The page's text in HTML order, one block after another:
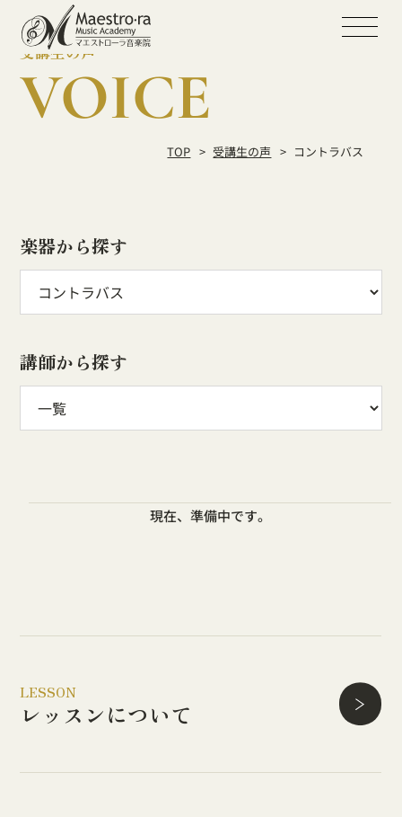
受講生の声
VOICE
TOP 受講生の声 コントラバス
楽器から探す
講師から探す
現在、準備中です。
LESSON
レッスンについて